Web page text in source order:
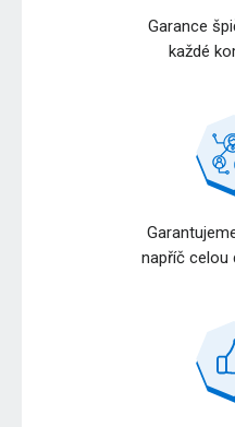
Garance
každé
napříč celou